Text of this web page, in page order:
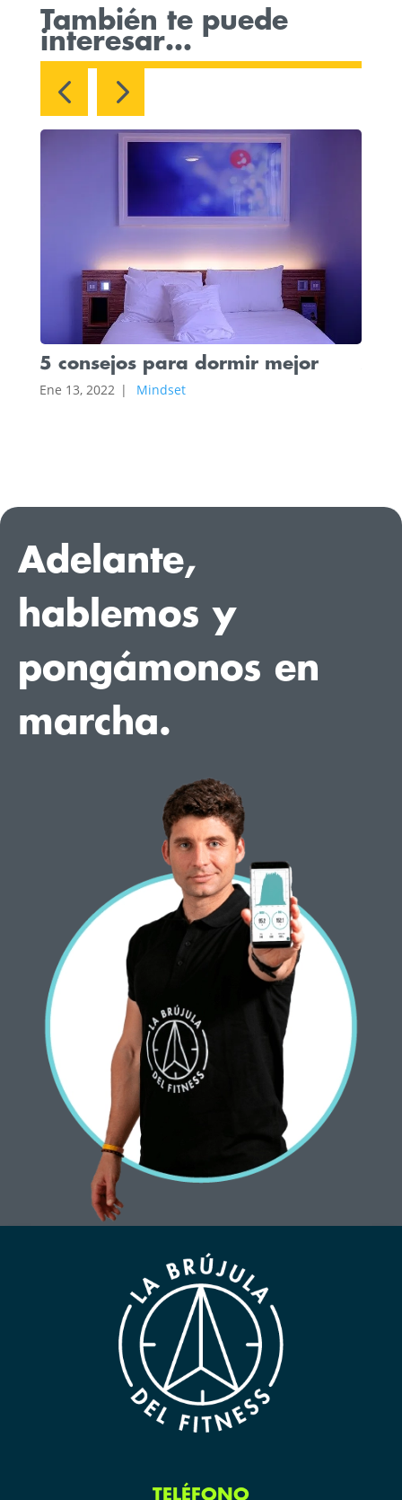
También te puede
interesar…
5 consejos para dormir mejor
Ene 13, 2022 | Mindset
Adelante,
hablemos y
pongámonos en
marcha.
TELÉFONO